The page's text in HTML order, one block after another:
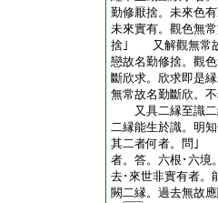
勤修厭捨。未來色
未來實有。觀色無
捨｣ 又解觀無常
戀故名勤修捨。觀
斷欣求。欣求即是
無常故名勤斷欣。
又具二縁至識二
二縁能生於識。明
其二者何者。問｣
者。答。六根･六
去･來世非實有者。
闕二縁。過去無故